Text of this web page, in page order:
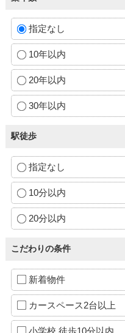
指定なし
10年以内
20年以内
30年以内
駅徒歩
指定なし
10分以内
20分以内
こだわりの条件
新着物件
カースペース2台以上
小学校 徒歩10分以内